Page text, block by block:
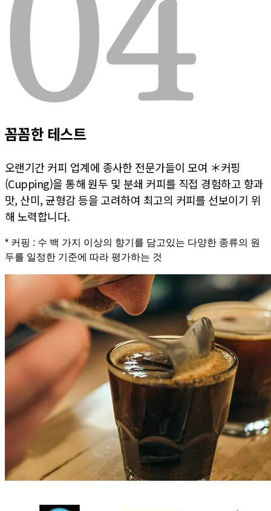
꼼꼼한 테스트
오랜기간 커피 업계에 종사한 전문가들이 모여 ＊커핑
(Cupping)을 통해 원두 및 분쇄 커피를 직접 경험하고 향과
맛, 산미, 균형감 등을 고려하여 최고의 커피를 선보이기 위
해 노력합니다.
* 커핑 : 수 백 가지 이상의 향기를 담고있는 다양한 종류의 원
두를 일정한 기준에 따라 평가하는 것